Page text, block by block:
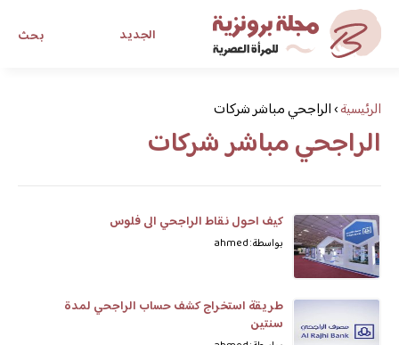
بحث الجديد
مجلة برونزية للفتاة العصرية
ابحث عن أي موضوع يهمك
الرئيسية›الراجحي مباشر شركات
الراجحي مباشر شركات
كيف احول نقاط الراجحي الى فلوس
بواسطة: ahmed
طريقة استخراج كشف حساب الراجحي لمدة
سنتين